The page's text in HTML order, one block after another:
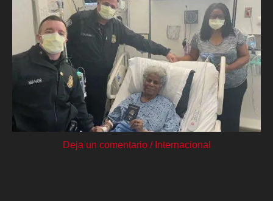
Deja un comentario / Internacional